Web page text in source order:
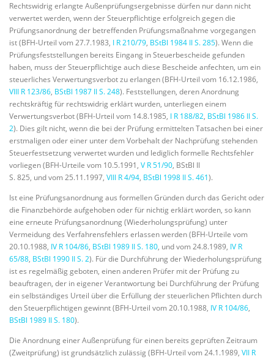
Rechtswidrig erlangte Außenprüfungsergebnisse dürfen nur dann nicht
verwertet werden, wenn der Steuerpflichtige erfolgreich gegen die
Prüfungsanordnung der betreffenden Prüfungsmaßnahme vorgegangen
ist (BFH-Urteil vom 27.7.1983, I R 210/79, BStBl 1984 II S. 285). Wenn die
Prüfungsfeststellungen bereits Eingang in Steuerbescheide gefunden
haben, muss der Steuerpflichtige auch diese Bescheide anfechten, um ein
steuerliches Verwertungsverbot zu erlangen (BFH-Urteil vom 16.12.1986,
VIII R 123/86, BStBl 1987 II S. 248). Feststellungen, deren Anordnung
rechtskräftig für rechtswidrig erklärt wurden, unterliegen einem
Verwertungsverbot (BFH-Urteil vom 14.8.1985, I R 188/82, BStBl 1986 II S.
2). Dies gilt nicht, wenn die bei der Prüfung ermittelten Tatsachen bei einer
erstmaligen oder einer unter dem Vorbehalt der Nachprüfung stehenden
Steuerfestsetzung verwertet wurden und lediglich formelle Rechtsfehler
vorliegen (BFH-Urteile vom 10.5.1991, V R 51/90, BStBl II
S. 825, und vom 25.11.1997, VIII R 4/94, BStBl 1998 II S. 461).
Ist eine Prüfungsanordnung aus formellen Gründen durch das Gericht oder
die Finanzbehörde aufgehoben oder für nichtig erklärt worden, so kann
eine erneute Prüfungsanordnung (Wiederholungsprüfung) unter
Vermeidung des Verfahrensfehlers erlassen werden (BFH-Urteile vom
20.10.1988, IV R 104/86, BStBl 1989 II S. 180, und vom 24.8.1989, IV R
65/88, BStBl 1990 II S. 2). Für die Durchführung der Wiederholungsprüfung
ist es regelmäßig geboten, einen anderen Prüfer mit der Prüfung zu
beauftragen, der in eigener Verantwortung bei Durchführung der Prüfung
ein selbständiges Urteil über die Erfüllung der steuerlichen Pflichten durch
den Steuerpflichtigen gewinnt (BFH-Urteil vom 20.10.1988, IV R 104/86,
BStBl 1989 II S. 180).
Die Anordnung einer Außenprüfung für einen bereits geprüften Zeitraum
(Zweitprüfung) ist grundsätzlich zulässig (BFH-Urteil vom 24.1.1989, VII R